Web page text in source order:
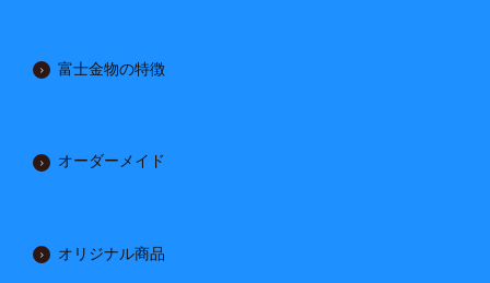
富士金物の特徴
オーダーメイド
オリジナル商品